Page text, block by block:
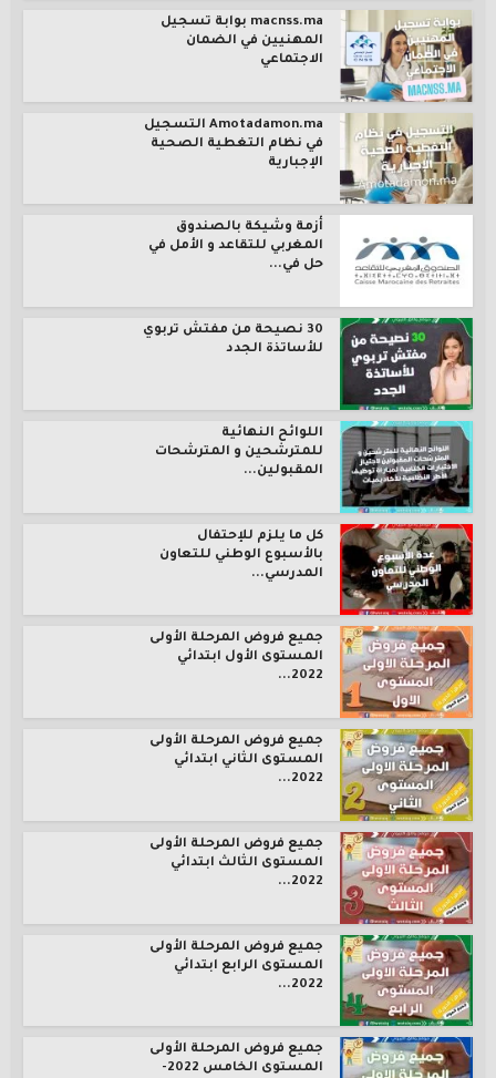
macnss.ma بوابة تسجيل
المهنيين في الضمان
الاجتماعي
Amotadamon.ma التسجيل
في نظام التغطية الصحية
الإجبارية
أزمة وشيكة بالصندوق
المغربي للتقاعد و الأمل في
حل في...
30 نصيحة من مفتش تربوي
للأساتذة الجدد
اللوائح النهائية
للمترشحين و المترشحات
المقبولين...
كل ما يلزم للإحتفال
بالأسبوع الوطني للتعاون
المدرسي...
جميع فروض المرحلة الأولى
المستوى الأول ابتدائي
2022...
جميع فروض المرحلة الأولى
المستوى الثاني ابتدائي
2022...
جميع فروض المرحلة الأولى
المستوى الثالث ابتدائي
2022...
جميع فروض المرحلة الأولى
المستوى الرابع ابتدائي
2022...
جميع فروض المرحلة الأولى
المستوى الخامس 2022-